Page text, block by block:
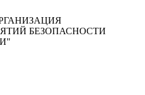
БЕЗОПАСНОСТИ